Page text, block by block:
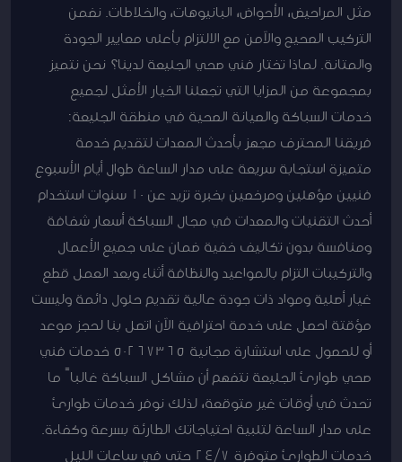
مثل المراحيض، الأحواض، البانيوهات، والخلاطات. نضمن
التركيب الصحيح والآمن مع الالتزام بأعلى معايير الجودة
والمتانة. لماذا تختار فني صحي الجليعة لدينا؟ نحن نتميز
بمجموعة من المزايا التي تجعلنا الخيار الأمثل لجميع
خدمات السباكة والصيانة الصحية في منطقة الجليعة:
فريقنا المحترف مجهز بأحدث المعدات لتقديم خدمة
متميزة استجابة سريعة على مدار الساعة طوال أيام الأسبوع
فنيين مؤهلين ومرخصين بخبرة تزيد عن 10 سنوات استخدام
أحدث التقنيات والمعدات في مجال السباكة أسعار شفافة
ومنافسة بدون تكاليف خفية ضمان على جميع الأعمال
والتركيبات التزام بالمواعيد والنظافة أثناء وبعد العمل قطع
غيار أصلية ومواد ذات جودة عالية تقديم حلول دائمة وليست
مؤقتة احصل على خدمة احترافية الآن اتصل بنا لحجز موعد
أو للحصول على استشارة مجانية 50267365 خدمات فني
صحي طوارئ الجليعة نتفهم أن مشاكل السباكة غالباً ما
تحدث في أوقات غير متوقعة، لذلك نوفر خدمات طوارئ
على مدار الساعة لتلبية احتياجاتك الطارئة بسرعة وكفاءة.
خدمات الطوارئ متوفرة 24/7 حتى في ساعات الليل